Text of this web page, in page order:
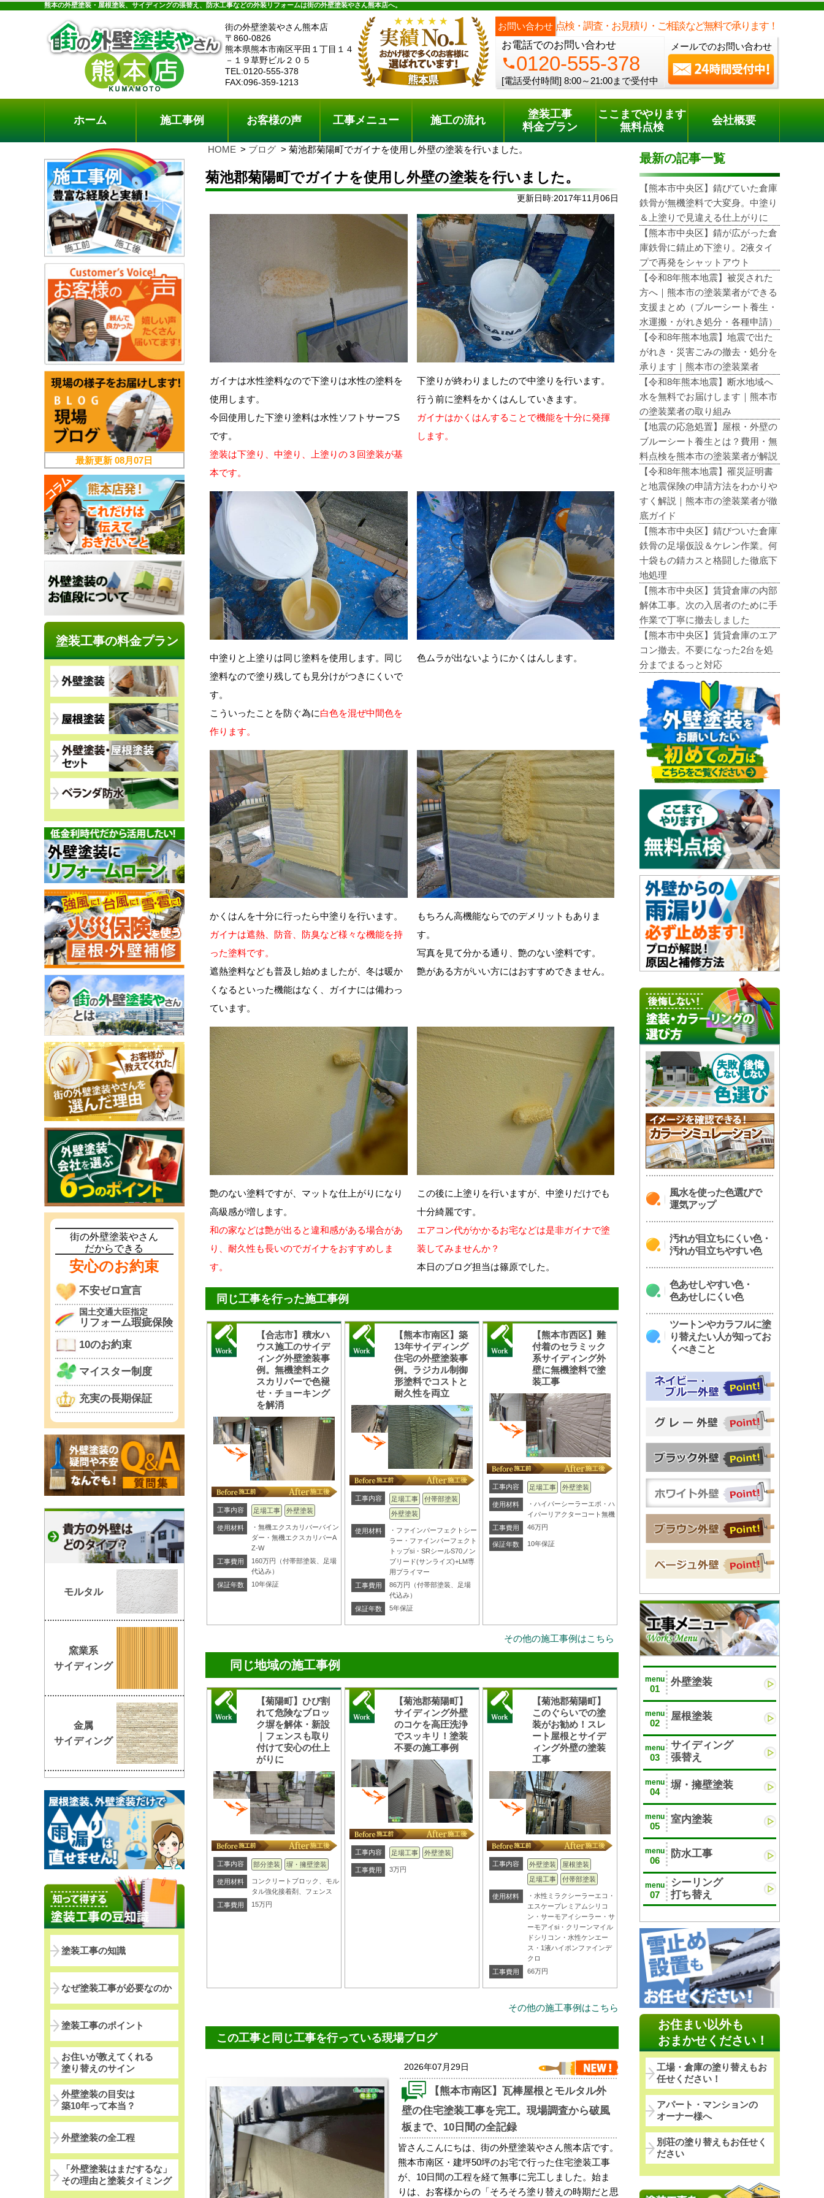
熊本の外壁塗装・屋根塗装、サイディングの張替え、防水工事などの外装リフォームは街の外壁塗装やさん熊本店へ。
街の外壁塗装やさん熊本店
〒860-0826
熊本県熊本市南区平田１丁目１４
－１９草野ビル２０５
TEL:0120-555-378
FAX:096-359-1213
お問い合わせ 点検・調査・お見積り・ご相談など無料で承ります！
お電話でのお問い合わせ
phone0120-555-378
[電話受付時間] 8:00～21:00まで受付中
メールでのお問い合わせ
料金プラン 無料点検
電話でのご相談 [8:00～21:00まで受付中]
phone0120-555-378
ホーム 施工事例 お客様の声 工事メニュー 施工の流れ
塗装工事
料金プラン
ここまでやります
無料点検
会社概要
HOME ブログ 菊池郡菊陽町でガイナを使用し外壁の塗装を行いました。
菊池郡菊陽町でガイナを使用し外壁の塗装を行いました。
更新日時:2017年11月06日
ガイナは水性塗料なので下塗りは水性の塗料を
使用します。
今回使用した下塗り塗料は水性ソフトサーフS
です。
塗装は下塗り、中塗り、上塗りの３回塗装が基
本です。
下塗りが終わりましたので中塗りを行います。
行う前に塗料をかくはんしていきます。
ガイナはかくはんすることで機能を十分に発揮
します。
中塗りと上塗りは同じ塗料を使用します。同じ
塗料なので塗り残しても見分けがつきにくいで
す。
こういったことを防ぐ為に白色を混ぜ中間色を
作ります。
色ムラが出ないようにかくはんします。
かくはんを十分に行ったら中塗りを行います。
ガイナは遮熱、防音、防臭など様々な機能を持
った塗料です。
遮熱塗料なども普及し始めましたが、冬は暖か
くなるといった機能はなく、ガイナには備わっ
ています。
もちろん高機能ならでのデメリットもありま
す。
写真を見て分かる通り、艶のない塗料です。
艶がある方がいい方にはおすすめできません。
艶のない塗料ですが、マットな仕上がりになり
高級感が増します。
和の家などは艶が出ると違和感がある場合があ
り、耐久性も長いのでガイナをおすすめしま
す。
この後に上塗りを行いますが、中塗りだけでも
十分綺麗です。
エアコン代がかかるお宅などは是非ガイナで塗
装してみませんか？
本日のブログ担当は篠原でした。
同じ工事を行った施工事例
【合志市】積水ハ
ウス施工のサイデ
ィング外壁塗装事
例。無機塗料エク
スカリバーで色褪
せ・チョーキング
を解消
工事内容 足場工事 外壁塗装
使用材料
・無機エクスカリバーバイン
ダー・無機エクスカリバーA
Z-W
工事費用
160万円（付帯部塗装、足場
代込み）
保証年数
10年保証
【熊本市南区】築
13年サイディング
住宅の外壁塗装事
例。ラジカル制御
形塗料でコストと
耐久性を両立
工事内容 足場工事
付帯部塗装
外壁塗装
使用材料
・ファインパーフェクトシー
ラー・ファインパーフェクト
トップsi・SRシールS70ノン
ブリード(サンライズ)+LM専
用プライマー
工事費用
86万円（付帯部塗装、足場
代込み）
保証年数
5年保証
【熊本市西区】難
付着のセラミック
系サイディング外
壁に無機塗料で塗
装工事
工事内容 足場工事 外壁塗装
使用材料
・ハイパーシーラーエポ・ハ
イパーリアクターコート無機
工事費用
46万円
保証年数 10年保証
その他の施工事例はこちら
同じ地域の施工事例
【菊陽町】ひび割
れて危険なブロッ
ク塀を解体・新設
｜フェンスも取り
付けて安心の仕上
がりに
工事内容 部分塗装 塀・擁壁塗装
使用材料
コンクリートブロック、モル
タル強化接着剤、フェンス
工事費用
15万円
【菊池郡菊陽町】
サイディング外壁
のコケを高圧洗浄
でスッキリ！塗装
不要の施工事例
工事内容 足場工事 外壁塗装
工事費用 3万円
【菊池郡菊陽町】
このぐらいでの塗
装がお勧め！スレ
ート屋根とサイデ
ィング外壁の塗装
工事
工事内容 外壁塗装
屋根塗装
足場工事
付帯部塗装
使用材料
・水性ミラクシーラーエコ・
エスケープレミアムシリコ
ン・サーモアイシーラー・サ
ーモアイsi・クリーンマイル
ドシリコン・水性ケンエー
ス・1液ハイポンファインデ
クロ
工事費用
66万円
その他の施工事例はこちら
この工事と同じ工事を行っている現場ブログ
2026年07月29日
【熊本市南区】瓦棒屋根とモルタル外
壁の住宅塗装工事を完工。現場調査から破風
板まで、10日間の全記録
皆さんこんにちは、街の外壁塗装やさん熊本店です。
熊本市南区・建坪50坪のお宅で行った住宅塗装工事
が、10日間の工程を経て無事に完工しました。始ま
りは、お客様からの「そろそろ塗り替えの時期だと思
最新の記事一覧
【熊本市中央区】錆びていた倉庫
鉄骨が無機塗料で大変身。中塗り
＆上塗りで見違える仕上がりに
【熊本市中央区】錆が広がった倉
庫鉄骨に錆止め下塗り。2液タイ
プで再発をシャットアウト
【令和8年熊本地震】被災された
方へ｜熊本市の塗装業者ができる
支援まとめ（ブルーシート養生・
水運搬・がれき処分・各種申請）
【令和8年熊本地震】地震で出た
がれき・災害ごみの撤去・処分を
承ります｜熊本市の塗装業者
【令和8年熊本地震】断水地域へ
水を無料でお届けします｜熊本市
の塗装業者の取り組み
【地震の応急処置】屋根・外壁の
ブルーシート養生とは？費用・無
料点検を熊本市の塗装業者が解説
【令和8年熊本地震】罹災証明書
と地震保険の申請方法をわかりや
すく解説｜熊本市の塗装業者が徹
底ガイド
【熊本市中央区】錆びついた倉庫
鉄骨の足場仮設＆ケレン作業。何
十袋もの錆カスと格闘した徹底下
地処理
【熊本市中央区】賃貸倉庫の内部
解体工事。次の入居者のために手
作業で丁寧に撤去しました
【熊本市中央区】賃貸倉庫のエア
コン撤去。不要になった2台を処
分までまるっと対応
風水を使った色選びで
運気アップ
汚れが目立ちにくい色・
汚れが目立ちやすい色
色あせしやすい色・
色あせしにくい色
ツートンやカラフルに塗
り替えたい人が知ってお
くべきこと
menu
01
外壁塗装
menu
02
屋根塗装
menu
03
サイディング
張替え
menu
04
塀・擁壁塗装
menu
05
室内塗装
menu
06
防水工事
menu
07
シーリング
打ち替え
お住まい以外も
おまかせください！
工場・倉庫の塗り替えもお
任せください！
アパート・マンションの
オーナー様へ
別荘の塗り替えもお任せく
ださい
最新更新08月07日
塗装工事の料金プラン
街の外壁塗装やさん
だからできる
安心のお約束
不安ゼロ宣言
国土交通大臣指定
リフォーム瑕疵保険
10のお約束
マイスター制度
充実の長期保証
モルタル
窯業系
サイディング
金属
サイディング
塗装工事の知識
なぜ塗装工事が必要なのか
塗装工事のポイント
お住いが教えてくれる
塗り替えのサイン
外壁塗装の目安は
築10年って本当？
外壁塗装の全工程
「外壁塗装はまだするな」
その理由と塗装タイミング